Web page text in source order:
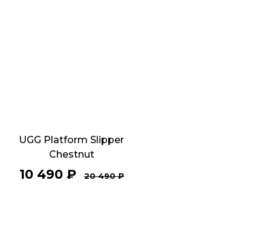
UGG Platform Slipper
Chestnut
10 490₽ 20 490₽